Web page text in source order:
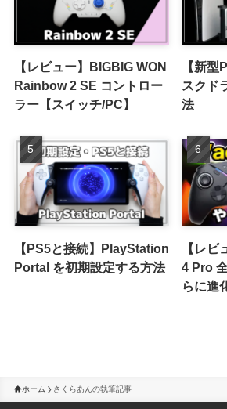
【レビュー】BIGBIG WON
Rainbow 2 SE コントロー
ラー【スイッチ/PC】
【新
スクド
法
【PS5と接続】PlayStation
Portal を初期設定する方法
【レ
4 Pro
らに進
ホーム さくらあんの執筆記事